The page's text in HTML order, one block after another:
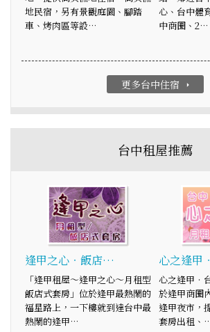
地民宿，另有景觀庭園、腳踏
車、烤肉區等設…
心、台中體
中商圈、2…
更多台中住宿 arrow_right
台中租屋推薦
逢甲之心‧飯店…
「逢甲租屋～逢甲之心～月租型
飯店式套房」位於逢甲最熱鬧的
福星路上，一下樓就到達台中最
熱鬧的逢甲…
心之逢
心之逢甲‧
於逢甲商圈
逢甲夜市，
套房出租、